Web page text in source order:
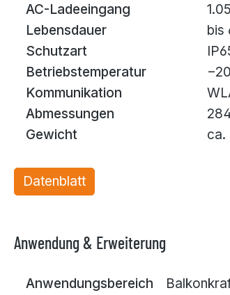
AC-Ladeeingang
Lebensdauer
bis
Schutzart
Betriebstemperatur
Kommunikation
Abmessungen
Gewicht
ca.
Datenblatt
Anwendung & Erweiterung
Anwendungsbereich